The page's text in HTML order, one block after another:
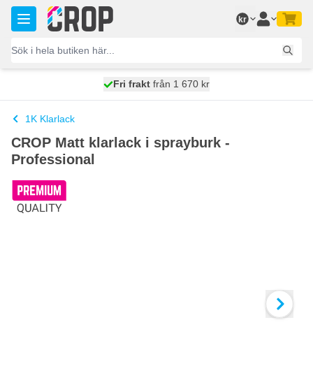
Hoppa till innehållet
kr
skickas idag
Fri frakt från 1 670 kr
100 dagars
1K Klarlack
CROP Matt klarlack i sprayburk -
Professional